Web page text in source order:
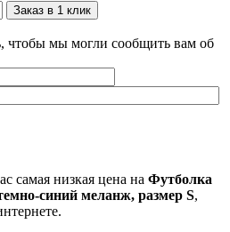
Заказ в 1 клик
чтобы мы могли сообщить вам об
самая низкая цена на Футболка
синий меланж, размер S,